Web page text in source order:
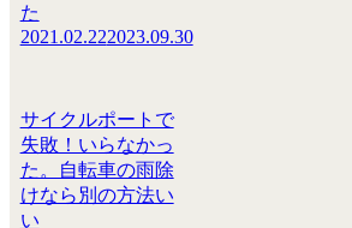
た
2021.02.222023.09.30
サイクルポートで
失敗！いらなかっ
た。自転車の雨除
けなら別の方法い
い